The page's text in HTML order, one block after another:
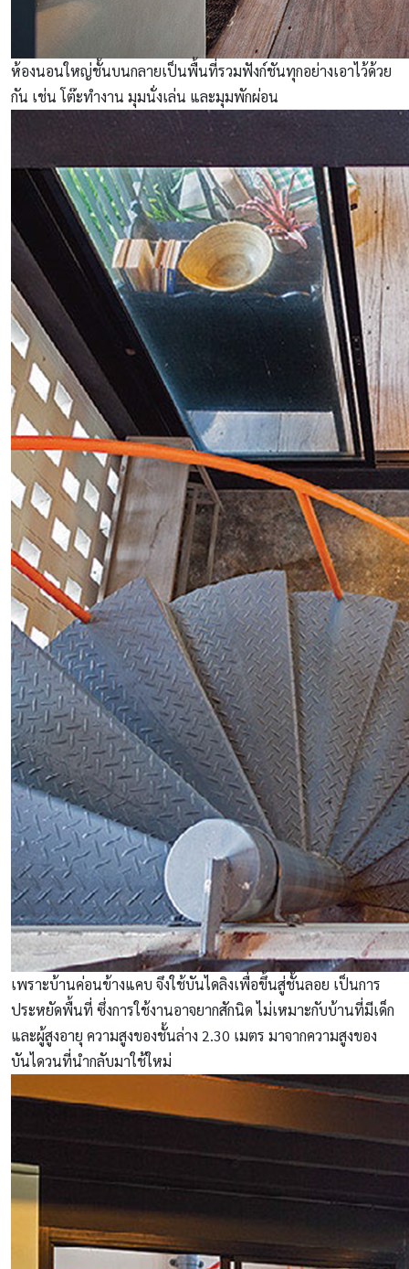
ห้องนอนใหญ่ชั้นบนกลายเป็นพื้นที่รวมฟังก์ชันทุกอย่างเอาไว้ด้วย
กัน เช่น โต๊ะทำงาน มุมนั่งเล่น และมุมพักผ่อน
เพราะบ้านค่อนข้างแคบ จึงใช้บันไดลิงเพื่อขึ้นสู่ชั้นลอย เป็นการ
ประหยัดพื้นที่ ซึ่งการใช้งานอาจยากสักนิด ไม่เหมาะกับบ้านที่มีเด็ก
และผู้สูงอายุ ความสูงของชั้นล่าง 2.30 เมตร มาจากความสูงของ
บันไดวนที่นำกลับมาใช้ใหม่